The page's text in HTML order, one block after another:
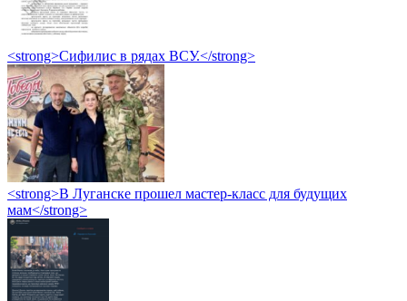
<strong>Сифилис в рядах ВСУ.</strong>
<strong>В Луганске прошел мастер-класс для будущих
мам</strong>